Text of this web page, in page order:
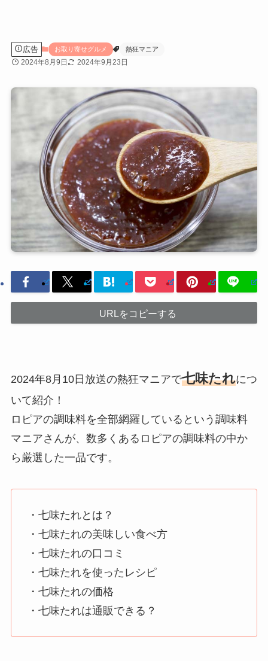
広告 お取り寄せグルメ 熱狂マニア
2024年8月9日 2024年9月23日
URLをコピーする
2024年8月10日放送の熱狂マニアで七味たれにつ
いて紹介！
ロピアの調味料を全部網羅しているという調味料
マニアさんが、数多くあるロピアの調味料の中か
ら厳選した一品です。
・七味たれとは？
・七味たれの美味しい食べ方
・七味たれの口コミ
・七味たれを使ったレシピ
・七味たれの価格
・七味たれは通販できる？